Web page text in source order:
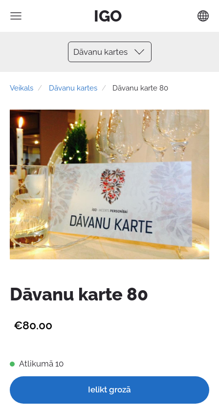
IGO
Dāvanu kartes
Veikals Dāvanu kartes Dāvanu karte 80
Dāvanu karte 80
€80.00
Atlikumā 10
Ielikt grozā